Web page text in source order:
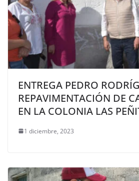
ENTREGA PEDRO
REPAVIMENTACIÓN DE
EN LA COLONIA LAS
1 diciembre, 2023